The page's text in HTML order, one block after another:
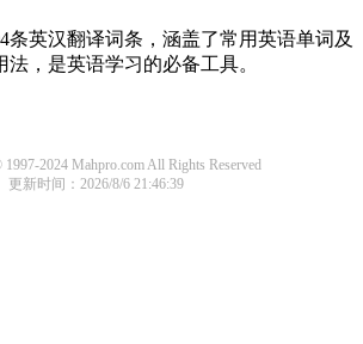
条英汉翻译词条，涵盖了常用英语单词及
，是英语学习的必备工具。
2024 Mahpro.com All Rights Reserved
更新时间：2026/8/6 21:46:39